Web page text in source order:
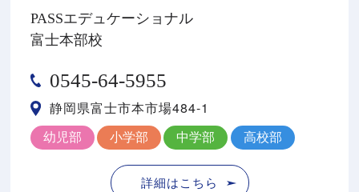
PASSエデュケーショナル
富士本部校
0545-64-5955
静岡県富士市本市場484-1
幼児部 小学部 中学部 高校部
詳細はこちら